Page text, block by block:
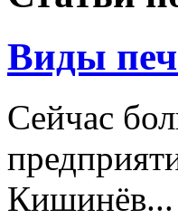
Виды
Сейчас
Кишинёв...